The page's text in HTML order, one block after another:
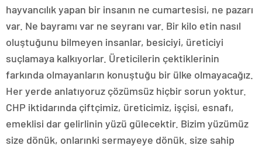
hayvancılık yapan bir insanın ne cumartesisi, ne pazarı
var. Ne bayramı var ne seyranı var. Bir kilo etin nasıl
oluştuğunu bilmeyen insanlar, besiciyi, üreticiyi
suçlamaya kalkıyorlar. Üreticilerin çektiklerinin
farkında olmayanların konuştuğu bir ülke olmayacağız.
Her yerde anlatıyoruz çözümsüz hiçbir sorun yoktur.
CHP iktidarında çiftçimiz, üreticimiz, işçisi, esnafı,
emeklisi dar gelirlinin yüzü gülecektir. Bizim yüzümüz
size dönük, onlarınki sermayeye dönük. size sahip